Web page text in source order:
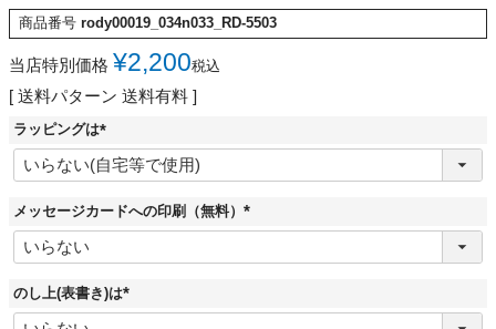
商品番号 rody00019_034n033_RD-5503
当店特別価格 ¥2,200税込
送料パターン 送料有料
ラッピングは
(
必
須
メッセージカードへの印刷（無料）
(
須
のし上(表書き)は
(